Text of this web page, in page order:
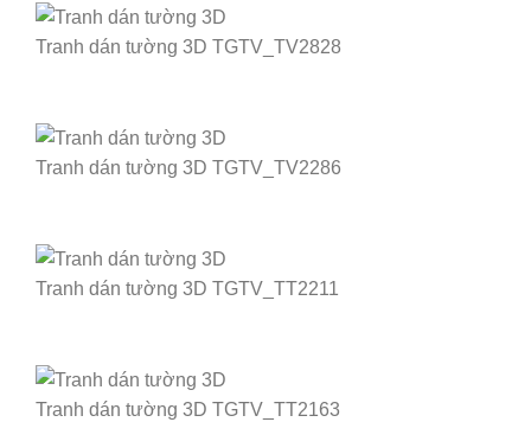
Tranh dán tường 3D TGTV_TV2828
Tranh dán tường 3D TGTV_TV2286
Tranh dán tường 3D TGTV_TT2211
Tranh dán tường 3D TGTV_TT2163